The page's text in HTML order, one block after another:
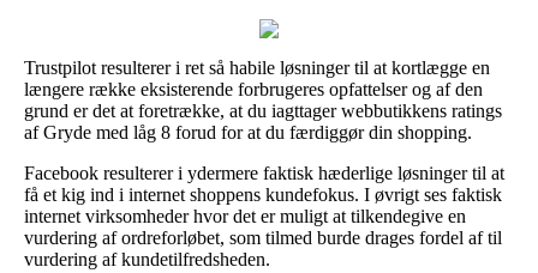
Trustpilot resulterer i ret så habile løsninger til at kortlægge en
længere række eksisterende forbrugeres opfattelser og af den
grund er det at foretrække, at du iagttager webbutikkens ratings
af Gryde med låg 8 forud for at du færdiggør din shopping.
Facebook resulterer i ydermere faktisk hæderlige løsninger til at
få et kig ind i internet shoppens kundefokus. I øvrigt ses faktisk
internet virksomheder hvor det er muligt at tilkendegive en
vurdering af ordreforløbet, som tilmed burde drages fordel af til
vurdering af kundetilfredsheden.